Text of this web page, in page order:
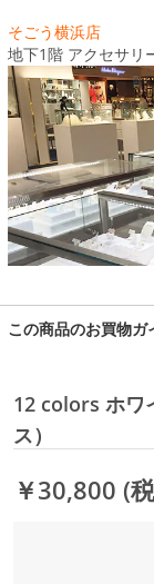
そごう横浜店
地下1階 アクセサリ
この商品のお買物ガ
12 colors ホワ
ス）
￥30,800 (